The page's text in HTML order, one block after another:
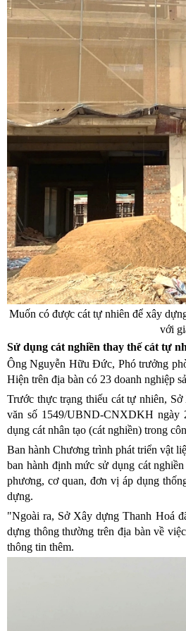
Muốn có được cát tự nhiên để xây
với
Sử dụng cát nghiền thay thế cát tự
Ông Nguyễn Hữu Đức, Phó trưởng
Hiện trên địa bàn có 23 doanh nghiệp
Trước thực trạng thiếu cát tự nhiên,
văn số 1549/UBND-CNXDKH ngày
dụng cát nhân tạo (cát nghiền) trong
Ban hành Chương trình phát triển vật
ban hành định mức sử dụng cát
phương, cơ quan, đơn vị áp dụng
dựng.
"Ngoài ra, Sở Xây dựng Thanh Hoá
dựng thông thường trên địa bàn về
thông tin thêm.